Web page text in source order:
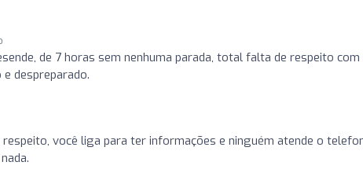
de 7 horas sem nenhuma parada, total falta de respeito com
despreparado.
você liga para ter informações e ninguém atende o